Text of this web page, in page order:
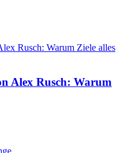
Alex Rusch: Warum